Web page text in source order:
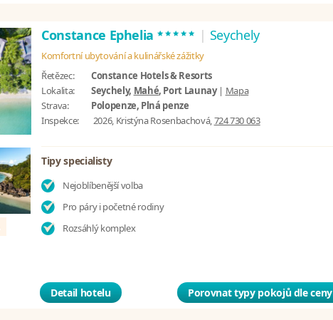
Constance Ephelia ***** | Seychely
Komfortní ubytování a kulinářské zážitky
Řetězec:
Constance Hotels & Resorts
Lokalita:
Seychely, Mahé, Port Launay| Mapa
Strava:
Polopenze, Plná penze
Inspekce:
2026, Kristýna Rosenbachová,724 730 063
Tipy specialisty
Nejoblíbenější volba
Pro páry i početné rodiny
Rozsáhlý komplex
Detail hotelu Porovnat typy pokojů dle ceny